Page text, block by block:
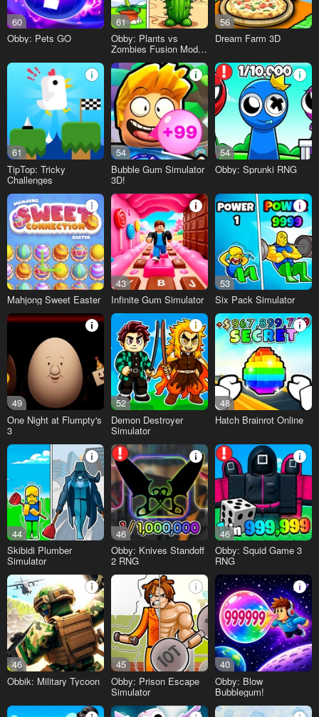
60
Obby: Pets GO
61
Obby: Plants vs
Zombies Fusion Mod
RNG
56
Dream Farm 3D
61
TipTop: Tricky
Challenges
54
Bubble Gum Simulator
3D!
54
Obby: Sprunki RNG
Mahjong Sweet Easter
43
Infinite Gum Simulator
53
Six Pack Simulator
49
One Night at Flumpty's
3
52
Demon Destroyer
Simulator
48
Hatch Brainrot Online
44
Skibidi Plumber
Simulator
46
Obby: Knives Standoff
2 RNG
46
Obby: Squid Game 3
RNG
46
Obbik: Military Tycoon
45
Obby: Prison Escape
Simulator
40
Obby: Blow
Bubblegum!